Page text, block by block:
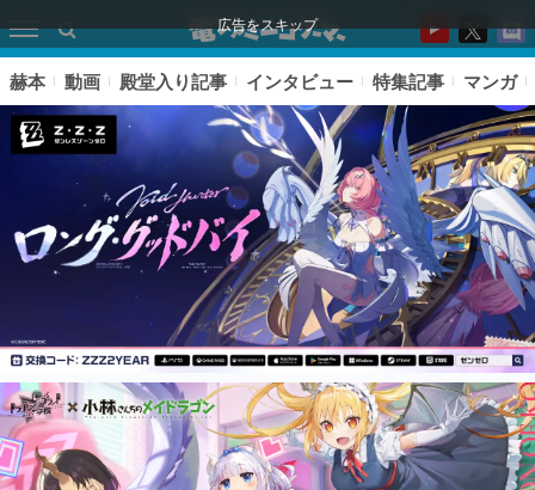
広告をスキップ
ピックアップ
電ファミのいま読まれている記事ランキング
赫本 動画 殿堂入り記事 インタビュー 特集記事 マンガ